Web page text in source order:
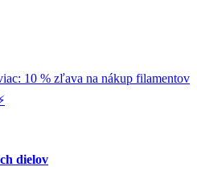
10 % zľava na nákup filamentov
dielov